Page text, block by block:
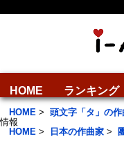
HOME ランキング
HOME > 頭文字「タ」の作
情報
HOME > 日本の作曲家 >